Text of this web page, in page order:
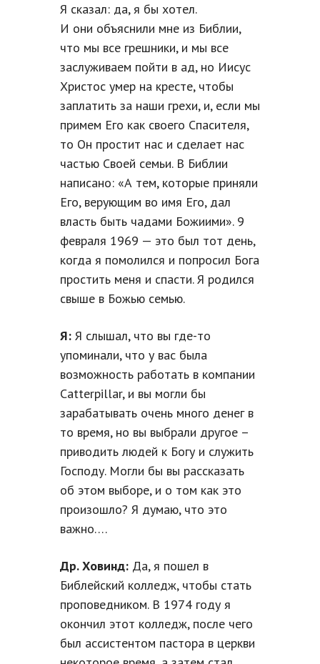
Я сказал: да, я бы хотел.
И они объяснили мне из Библии,
что мы все грешники, и мы все
заслуживаем пойти в ад, но Иисус
Христос умер на кресте, чтобы
заплатить за наши грехи, и, если мы
примем Его как своего Спасителя,
то Он простит нас и сделает нас
частью Своей семьи. В Библии
написано: «А тем, которые приняли
Его, верующим во имя Его, дал
власть быть чадами Божиими». 9
февраля 1969 — это был тот день,
когда я помолился и попросил Бога
простить меня и спасти. Я родился
свыше в Божью семью.
Я: Я слышал, что вы где-то
упоминали, что у вас была
возможность работать в компании
Catterpillar, и вы могли бы
зарабатывать очень много денег в
то время, но вы выбрали другое –
приводить людей к Богу и служить
Господу. Могли бы вы рассказать
об этом выборе, и о том как это
произошло? Я думаю, что это
важно….
Др. Ховинд: Да, я пошел в
Библейский колледж, чтобы стать
проповедником. В 1974 году я
окончил этот колледж, после чего
был ассистентом пастора в церкви